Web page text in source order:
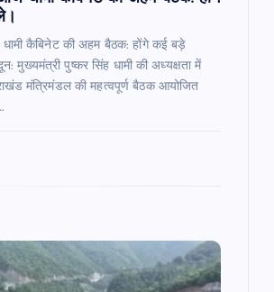
कैबिनेट की अहम बैठक: होंगे कई बड़े
मुख्यमंत्री पुष्कर सिंह धामी की अध्यक्षता में
मंत्रिमंडल की महत्वपूर्ण बैठक आयोजित